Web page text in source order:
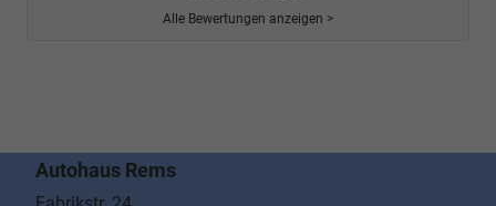
Alle Bewertungen anzeigen >
Autohaus Rems